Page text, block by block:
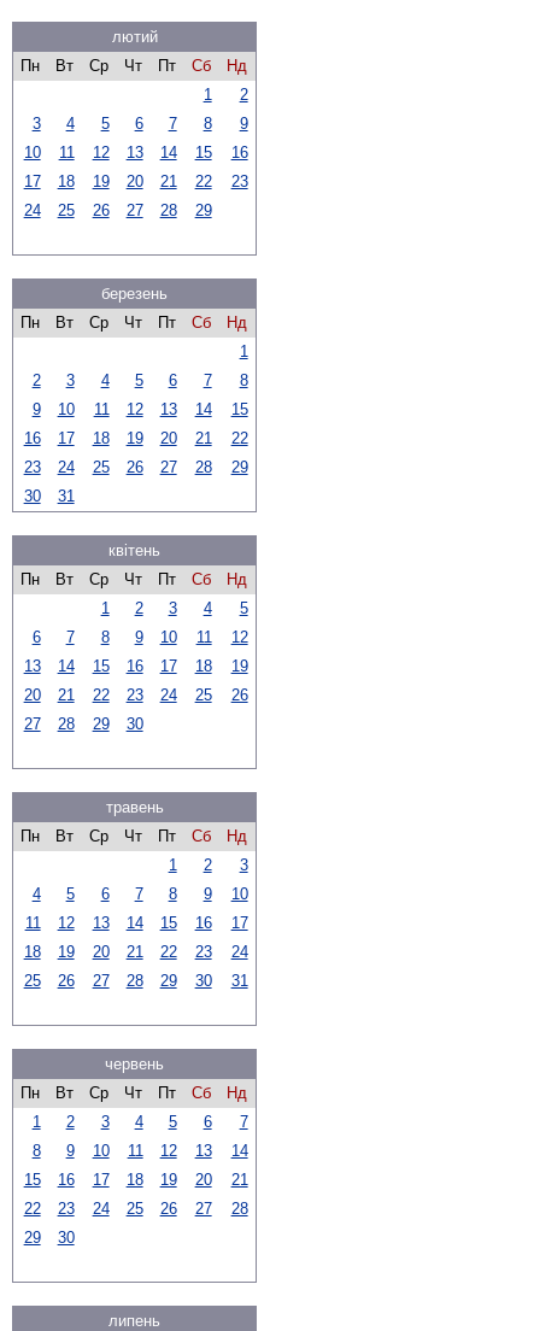
лютий
Пн
Вт Ср Чт Пт Сб
Нд
1
2
3
4 5 6 7 8
9
10
11 12 13 14 15
16
17
18 19 20 21 22
23
24
25 26 27 28 29
березень
Пн
Вт Ср Чт Пт Сб
Нд
1
2
3 4 5 6 7
8
9
10 11 12 13 14
15
16
17 18 19 20 21
22
23
24 25 26 27 28
29
30
31
квітень
Пн
Вт Ср Чт Пт Сб
Нд
1
2 3 4
5
6
7 8 9 10 11
12
13
14 15 16 17 18
19
20
21 22 23 24 25
26
27
28 29 30
травень
Пн
Вт Ср Чт Пт Сб
Нд
1
2
3
4
5 6 7 8 9
10
11
12 13 14 15 16
17
18
19 20 21 22 23
24
25
26 27 28 29 30 31
червень
Пн
Вт Ср Чт Пт Сб
Нд
1
2 3 4 5 6
7
8
9 10 11 12 13
14
15
16 17 18 19 20
21
22
23 24 25 26 27
28
29
30
липень